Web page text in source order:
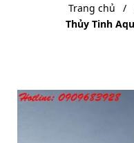
Trang chủ
Thủy Tinh